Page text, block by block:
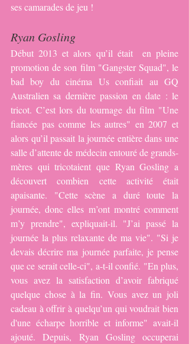
ses camarades de jeu !
Ryan Gosling
Début 2013 et alors qu’il était  en pleine
promotion de son film "Gangster Squad", le
bad boy du cinéma Us confiait au GQ
Australien sa dernière passion en date : le
tricot. C’est lors du tournage du film "Une
fiancée pas comme les autres" en 2007 et
alors qu’il passait la journée entière dans une
salle d’at­tente de médecin entouré de grands-
mères qui tricotaient que Ryan Gosling a
découvert combien cette activité était
apaisante. "Cette scène a duré toute la
journée, donc elles m’ont montré comment
m’y prendre", expliquait-il. "J’ai passé la
jour­née la plus relaxante de ma vie". "Si je
devais décrire ma jour­née parfaite, je pense
que ce serait celle-ci", a-t-il confié. "En plus,
vous avez la satis­fac­tion d’avoir fabriqué
quelque chose à la fin. Vous avez un joli
cadeau à offrir à quelqu’un qui voudrait bien
d'une écharpe horrible et informe" avait-il
ajouté. Depuis, Ryan Gosling occuperai